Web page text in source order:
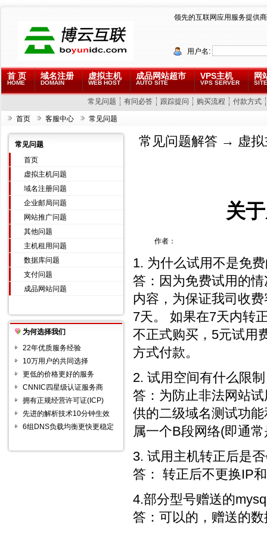
领先的互联网应用服务提供商
用户名:
首 页
HOME
域名注册
DOMAIN
虚拟主机
WEB HOST
成品网站超市
AUTO SITE
VPS主机
VPS SERVER
网
常见问题 有问必答 跟踪提问 购买流程 付款方式
首页 客服中心 常见问题
常见问题
首页
虚拟主机问题
域名注册问题
企业邮局问题
网站推广问题
其他问题
主机租用问题
数据库问题
支付问题
成品网站问题
为何选择我们
22年优质服务经验
10万用户的共同选择
更低的价格更好的服务
CNNIC四星级认证服务商
拥有正规经营许可证(ICP)
先进的解析技术10分钟生效
6组DNS负载均衡更快更稳定
常见问题解答 → 虚
关
作者：
1. 为什么试用不是免
答：因为免费试用的
内容，为保证我司收
7天。 如果在7天内转
不正式购买，5元试用
方式付款。
2. 试用空间有什么限
答：为防止非法网站
供的二级域名测试功
属一个B段网络(即通
3. 试用主机转正后是
答： 转正后不更换IP
4.部分型号赠送的
答：可以的，赠送的